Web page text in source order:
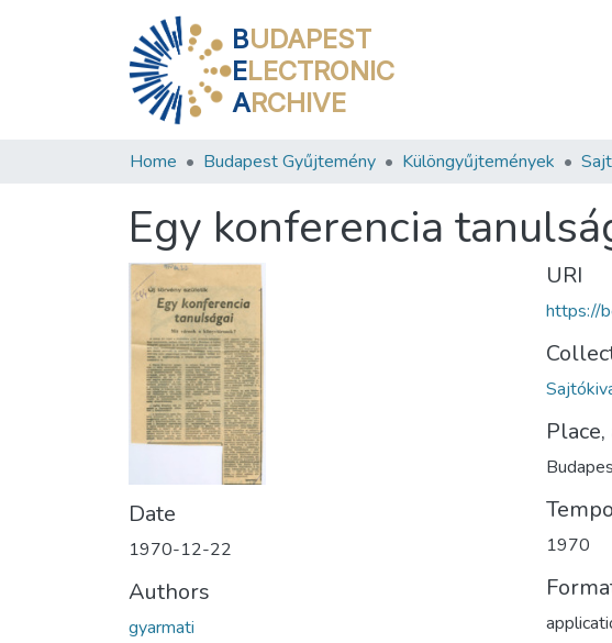
BUDAPEST
ELECTRONIC
ARCHIVE
Home Budapest Gyűjtemény Különgyűjtemények
Egy konferencia
Date
1970-12-22
Authors
gyarmati
URI
https://
1970